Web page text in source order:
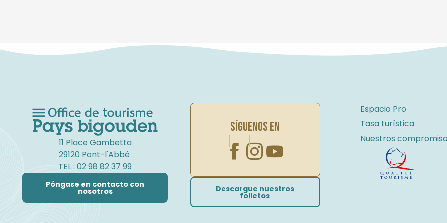
11 Place Gambetta
29120 Pont-l'Abbé
TEL : 02 98 82 37 99
Póngase en contacto con
nosotros
SÍGUENOS EN
Descargue nuestros
folletos
Espacio Pro
Tasa turística
Nuestros